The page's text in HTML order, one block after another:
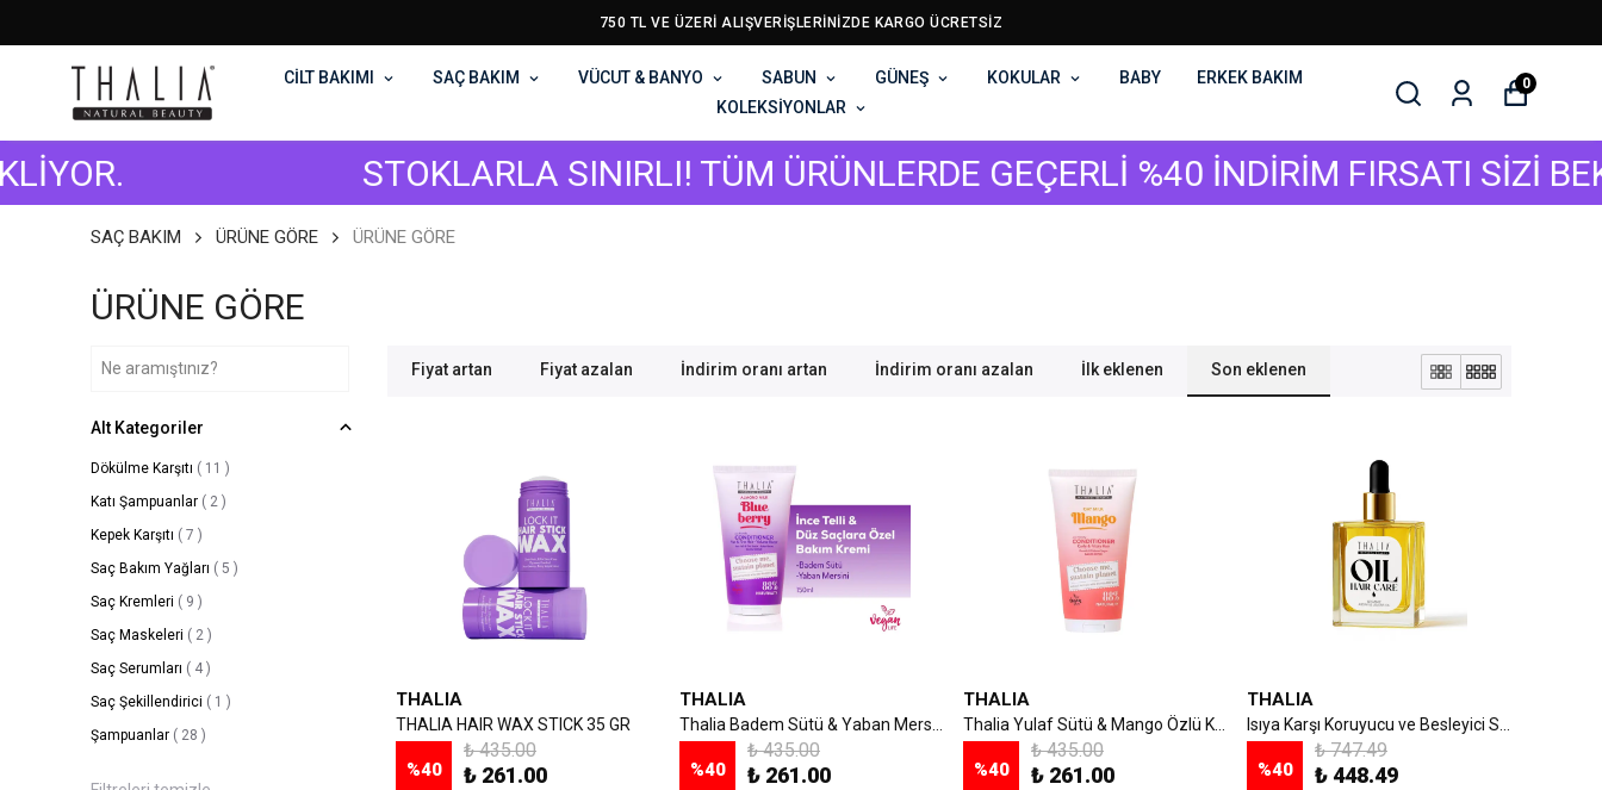
750 TL VE ÜZERİ ALIŞVERİŞLERİNİZDE KARGO ÜCRETSİZ
CİLT BAKIMI SAÇ BAKIM VÜCUT & BANYO SABUN GÜNEŞ KOKULAR BABY
ERKEK BAKIM
KOLEKSİYONLAR
0
STOKLARLA SINIRLI! TÜM ÜRÜNLERDE GEÇERLİ %40 İNDİRİM FIRSATI SİZİ
SAÇ BAKIM ÜRÜNE GÖRE ÜRÜNE GÖRE
ÜRÜNE GÖRE
Fiyat artan Fiyat azalan İndirim oranı artan İndirim oranı azalan İlk eklenen Son eklenen
Alt Kategoriler
Dökülme Karşıtı ( 11 )
Katı Şampuanlar ( 2 )
Kepek Karşıtı ( 7 )
Saç Bakım Yağları ( 5 )
Saç Kremleri ( 9 )
Saç Maskeleri ( 2 )
Saç Serumları ( 4 )
Saç Şekillendirici ( 1 )
Şampuanlar ( 28 )
THALIA
THALIA HAIR WAX STICK 35 GR
%40
₺ 435.00
₺ 261.00
THALIA
%40
₺ 435.00
₺ 261.00
THALIA
%40
₺ 435.00
₺ 261.00
THALIA
%40
₺ 747.49
₺ 448.49